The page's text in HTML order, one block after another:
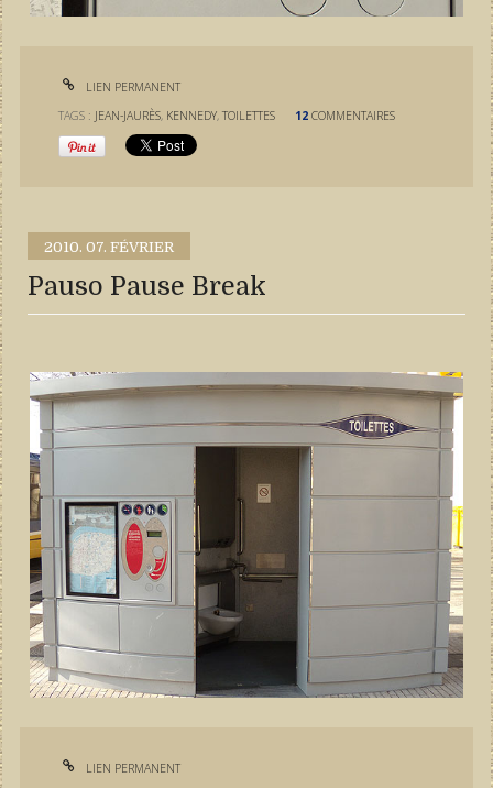
LIEN PERMANENT
TAGS : JEAN-JAURÈS, KENNEDY,TOILETTES 12 COMMENTAIRES
2010. 07. FÉVRIER
Pauso Pause Break
LIEN PERMANENT